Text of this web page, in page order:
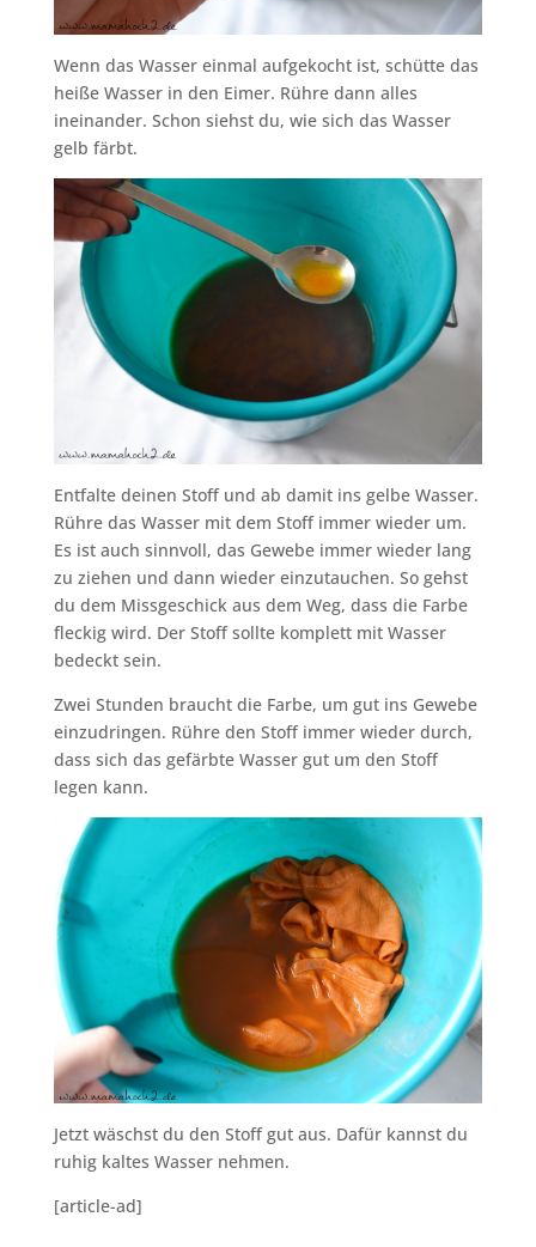
Wenn das Wasser einmal aufgekocht ist, schütte das
heiße Wasser in den Eimer. Rühre dann alles
ineinander. Schon siehst du, wie sich das Wasser
gelb färbt.
Entfalte deinen Stoff und ab damit ins gelbe Wasser.
Rühre das Wasser mit dem Stoff immer wieder um.
Es ist auch sinnvoll, das Gewebe immer wieder lang
zu ziehen und dann wieder einzutauchen. So gehst
du dem Missgeschick aus dem Weg, dass die Farbe
fleckig wird. Der Stoff sollte komplett mit Wasser
bedeckt sein.
Zwei Stunden braucht die Farbe, um gut ins Gewebe
einzudringen. Rühre den Stoff immer wieder durch,
dass sich das gefärbte Wasser gut um den Stoff
legen kann.
Jetzt wäschst du den Stoff gut aus. Dafür kannst du
ruhig kaltes Wasser nehmen.
[article-ad]